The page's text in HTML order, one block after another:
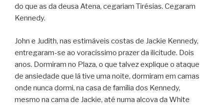
do que as da deusa Atena, cegariam Tirésias. Cegaram
Kennedy.
John e Judith, nas estimáveis costas de Jackie Kennedy,
entregaram-se ao voracíssimo prazer da ilicitude. Dois
anos. Dormiram no Plaza, o que talvez explique o ataque
de ansiedade que lá tive uma noite, dormiram em camas
onde nunca dormi, na casa de família dos Kennedy,
mesmo na cama de Jackie, até numa alcova da White